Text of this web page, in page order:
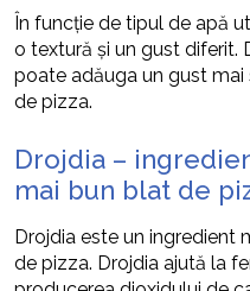
În funcție de tipul de apă
o textură și un gust diferit.
poate adăuga un gust
de pizza.
Drojdia –
mai bun blat de
Drojdia este un ingredient
de pizza. Drojdia ajută la